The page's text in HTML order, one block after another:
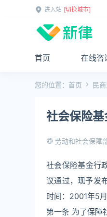
进入站 [切换城市]
首页 在线咨
您的位置： 首页 民
社会保险
劳动和社会保障
社会保险基金行
议通过，现予发
时间：2001年5
第一条 为了保障